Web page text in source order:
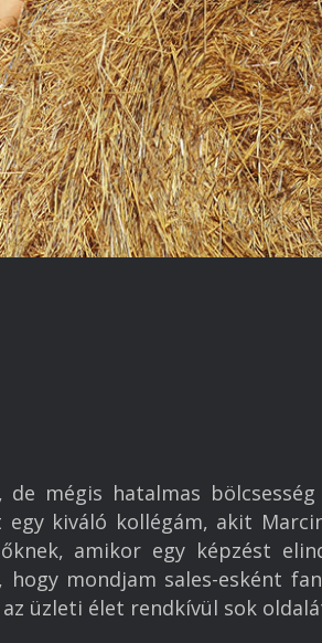
Könyvajánló
Megvalósult
Referenciák
de mégis hatalmas
egy kiváló kollégám, akit
amikor egy képzést
mondjam sales-esként
üzleti élet rendkívül sok